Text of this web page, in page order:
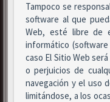
Tampoco se
software al que
Web, esté libre de
informático
caso El Sitio Web
o perjuicios de
navegación y el uso
limitándose, a los